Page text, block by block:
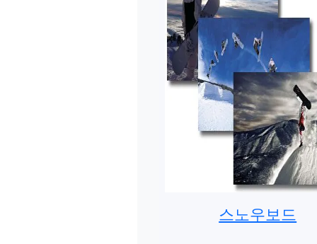
스노우보드